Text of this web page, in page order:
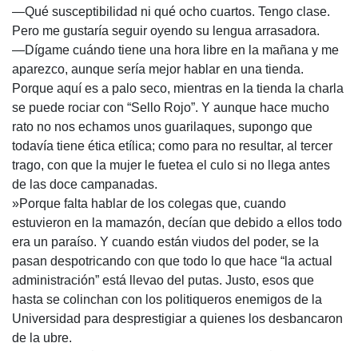
—Qué susceptibilidad ni qué ocho cuartos. Tengo clase.
Pero me gustaría seguir oyendo su lengua arrasadora.
—Dígame cuándo tiene una hora libre en la mañana y me
aparezco, aunque sería mejor hablar en una tienda.
Porque aquí es a palo seco, mientras en la tienda la charla
se puede rociar con “Sello Rojo”. Y aunque hace mucho
rato no nos echamos unos guarilaques, supongo que
todavía tiene ética etílica; como para no resultar, al tercer
trago, con que la mujer le fuetea el culo si no llega antes
de las doce campanadas.
»Porque falta hablar de los colegas que, cuando
estuvieron en la mamazón, decían que debido a ellos todo
era un paraíso. Y cuando están viudos del poder, se la
pasan despotricando con que todo lo que hace “la actual
administración” está llevao del putas. Justo, esos que
hasta se colinchan con los politiqueros enemigos de la
Universidad para desprestigiar a quienes los desbancaron
de la ubre.